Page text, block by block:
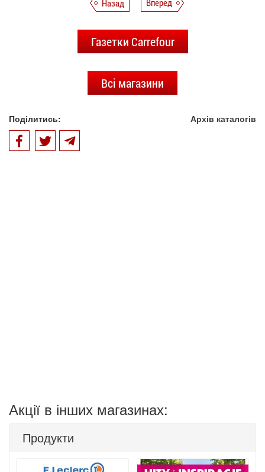
Назад Вперед
Газетки Carrefour
Всі магазини
Поділитись: Архів каталогів
Акції в інших магазинах:
Продукти